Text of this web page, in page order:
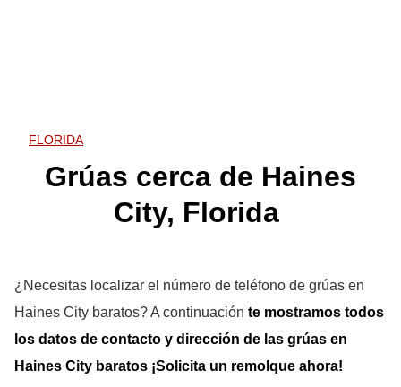
FLORIDA
Grúas cerca de Haines
City, Florida
¿Necesitas localizar el número de teléfono de grúas en
Haines City baratos? A continuación te mostramos todos
los datos de contacto y dirección de las grúas en
Haines City baratos ¡Solicita un remolque ahora!